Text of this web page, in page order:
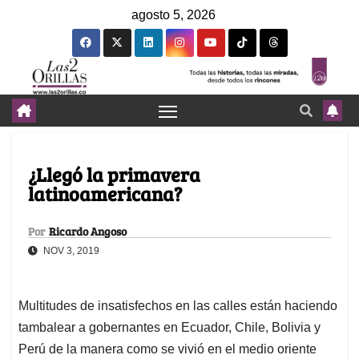
agosto 5, 2026
¿Llegó la primavera
latinoamericana?
Por Ricardo Angoso
NOV 3, 2019
Multitudes de insatisfechos en las calles están haciendo
tambalear a gobernantes en Ecuador, Chile, Bolivia y
Perú de la manera como se vivió en el medio oriente